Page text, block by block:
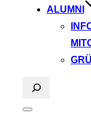
ALUMNI
Suchen
Seitenleiste